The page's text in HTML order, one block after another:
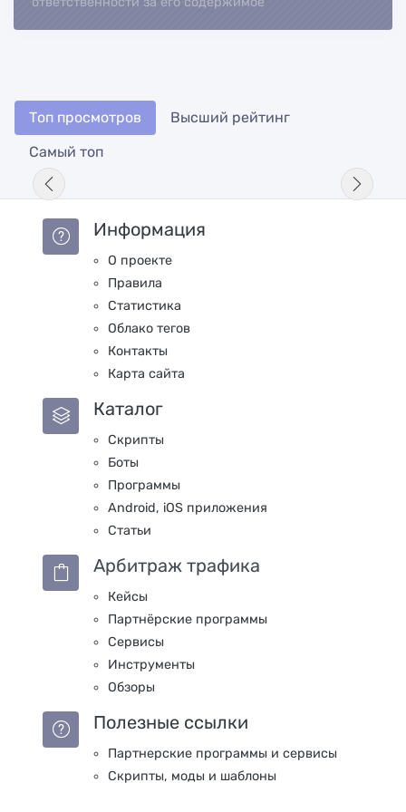
Топ просмотров
Высший рейтинг
Самый топ
Информация
О проекте
Правила
Статистика
Облако тегов
Контакты
Карта сайта
Каталог
Скрипты
Боты
Программы
Android, iOS приложения
Статьи
Арбитраж трафика
Кейсы
Партнёрские программы
Сервисы
Инструменты
Обзоры
Полезные ссылки
Партнерские программы и сервисы
Скрипты, моды и шаблоны